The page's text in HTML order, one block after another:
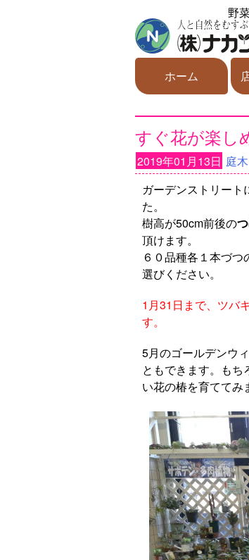
野
ホーム
すぐ花が楽し
2019年01月13日 庭
ガーデンストリート
た。
樹高が50cm前後の
頂けます。
６０品種各１本づ
選びください。
1月31日まで、ツバ
す。
5月のゴールデンウ
ともできます。も
い花の椿を育ててみ